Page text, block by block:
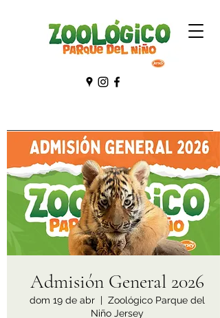
Admisión General 2026
dom 19 de abr
  |
Zoológico Parque del
Niño Jersey